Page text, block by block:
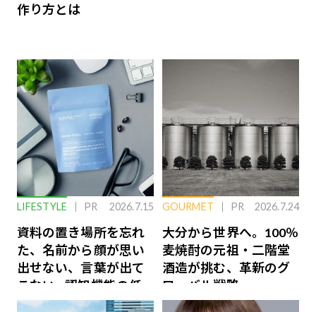
作り方とは
LIFESTYLE PR 2026.7.15
資料の置き場所を忘れ
た、名前から顔が思い
出せない、言葉が出て
こない…認知機能の低
下を救う、脳のインナ
GOURMET PR 2026.7.24
大分から世界へ。100％
麦焼酎の元祖・二階堂
酒造が挑む、革新のグ
ローバル戦略